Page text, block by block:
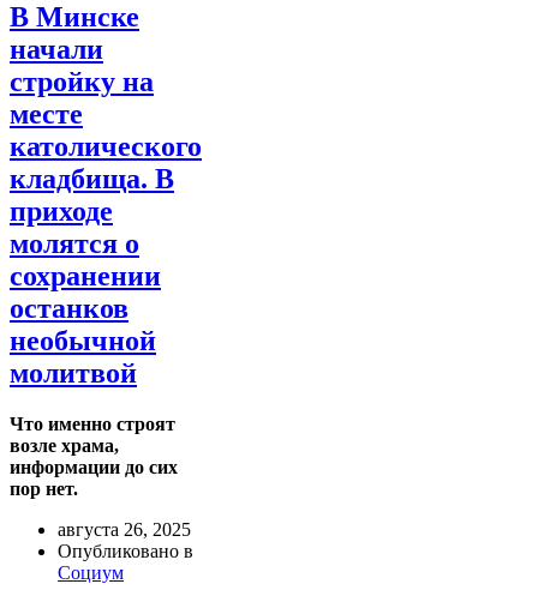
В Минске
начали
стройку на
месте
католического
кладбища. В
приходе
молятся о
сохранении
останков
необычной
молитвой
Что именно строят
возле храма,
информации до сих
пор нет.
августа 26, 2025
Опубликовано в
Социум